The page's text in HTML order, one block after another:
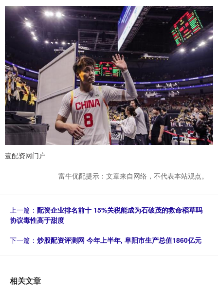
壹配资网门户
富牛优配提示：文章来自网络，不代表本站观点。
上一篇： 配资企业排名前十 15%关税能成为石破茂的救命稻草吗
协议毒性高于甜度
下一篇： 炒股配资评测网 今年上半年, 阜阳市生产总值1860亿元
相关文章